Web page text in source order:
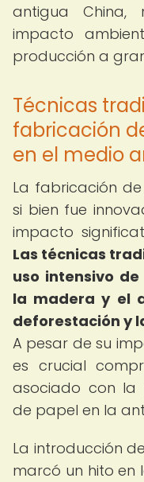
antigua
impacto
producción a
Técnicas
fabricación
en el medio
La fabricación
si bien fue
impacto
Las técnicas
uso intensivo
la madera y el
deforestación y
A pesar de su
es crucial
asociado con la
de papel en la
La introducción
marcó un hito en